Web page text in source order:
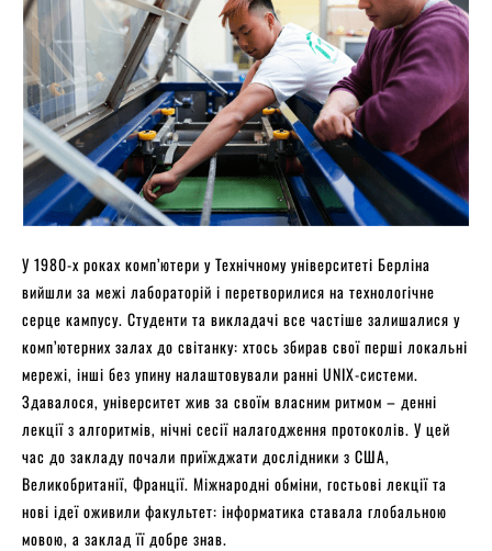
У 1980-х роках комп’ютери у Технічному університеті Берліна
вийшли за межі лабораторій і перетворилися на технологічне
серце кампусу. Студенти та викладачі все частіше залишалися у
комп’ютерних залах до світанку: хтось збирав свої перші локальні
мережі, інші без упину налаштовували ранні UNIX-системи.
Здавалося, університет жив за своїм власним ритмом – денні
лекції з алгоритмів, нічні сесії налагодження протоколів. У цей
час до закладу почали приїжджати дослідники з США,
Великобританії, Франції. Міжнародні обміни, гостьові лекції та
нові ідеї оживили факультет: інформатика ставала глобальною
мовою, а заклад її добре знав.